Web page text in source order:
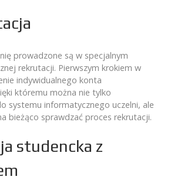
prowadzone są w specjalnym
rekrutacji. Pierwszym krokiem w
indywidualnego konta
któremu można nie tylko
systemu informatycznego uczelni, ale
bieżąco sprawdzać proces rekrutacji.
studencka z